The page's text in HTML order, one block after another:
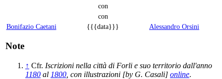
con
con
Bonifazio Caetani
{{{data}}} Alessandro Orsini
Note
↑ Cfr. Iscrizioni nella città di Forli e suo territorio dall'anno
1180 al 1800 , con illustrazioni [by G. Casali] online.